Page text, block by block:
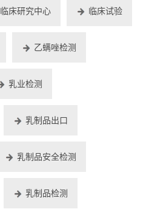
临床研究中心 临床试验
乙螨唑检测
乳业检测
乳制品出口
乳制品安全检测
乳制品检测